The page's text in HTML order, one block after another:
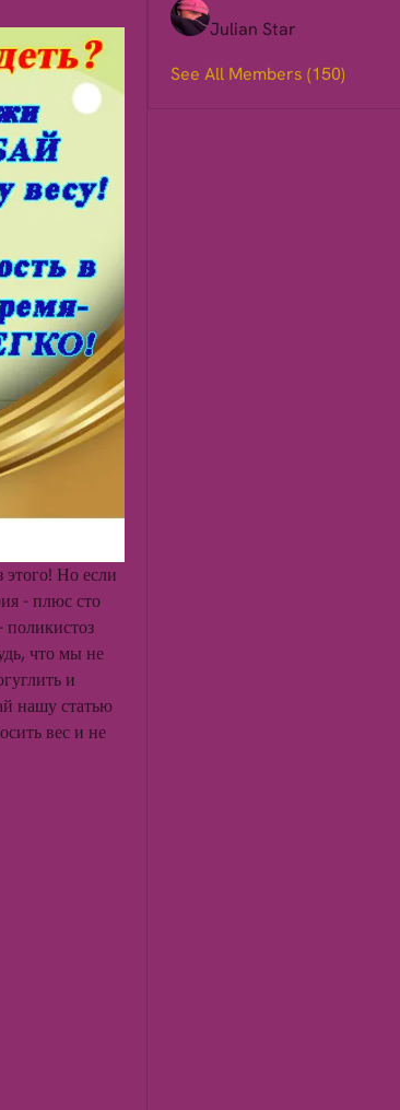
Но если
- плюс сто
поликистоз
что мы не
и
нашу статью
вес и не
Julian Star
See All Members (150)